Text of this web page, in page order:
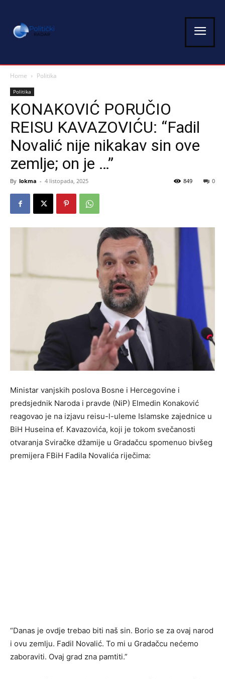
Home Politika
Politika
KONAKOVIĆ PORUČIO
REISU KAVAZOVIĆU: “Fadil
Novalić nije nikakav sin ove
zemlje; on je …”
By lokma - 4 listopada, 2025 0
849
Ministar vanjskih poslova Bosne i Hercegovine i
predsjednik Naroda i pravde (NiP) Elmedin Konaković
reagovao je na izjavu reisu-l-uleme Islamske zajednice u
BiH Huseina ef. Kavazovića, koji je tokom svečanosti
otvaranja Sviračke džamije u Gradačcu spomenuo bivšeg
premijera FBiH Fadila Novalića riječima:
“Danas je ovdje trebao biti naš sin. Borio se za ovaj narod
i ovu zemlju. Fadil Novalić. To mi u Gradačcu nećemo
zaboraviti. Ovaj grad zna pamtiti.”